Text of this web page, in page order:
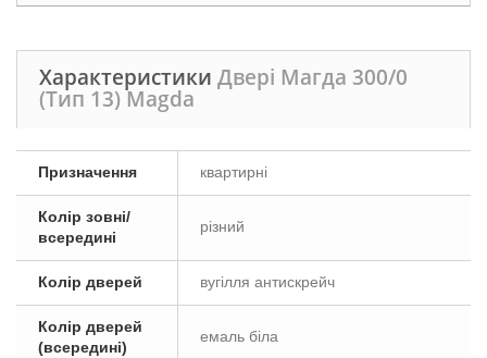
Характеристики Двері Магда 300/0
(Тип 13) Magda
Призначення квартирні
Колір зовні/
всередині
різний
Колір дверей вугілля антискрейч
Колір дверей
(всередині)
емаль біла